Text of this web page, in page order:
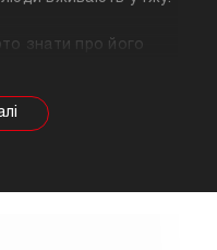
знати про його
продукту
рекомендації
дієті.